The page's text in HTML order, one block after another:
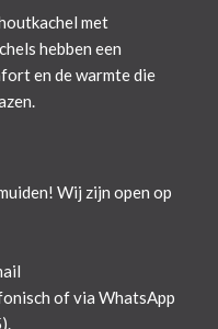
met
hebben een
en de warmte die
Wij zijn open op
of via WhatsApp